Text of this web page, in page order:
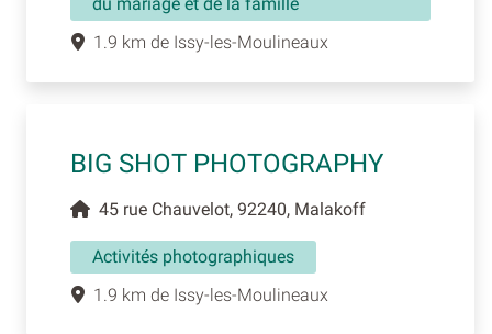
1.9 km de Issy-les-Moulineaux
BIG SHOT PHOTOGRAPHY
45 rue Chauvelot, 92240, Malakoff
Activités photographiques
1.9 km de Issy-les-Moulineaux